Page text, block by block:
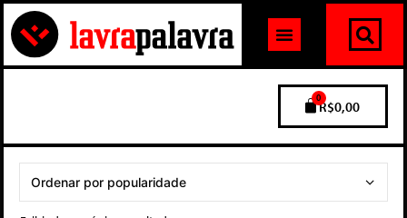
R$0,00
0